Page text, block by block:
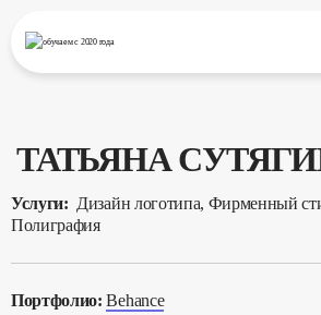
обучаемс 2020 года
ТАТЬЯНА
Услуги: Дизайн логотипа, Фирменный
Полиграфия
Портфолио:Behance